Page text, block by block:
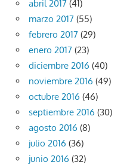
abril 2017 (41)
marzo 2017 (55)
febrero 2017 (29)
enero 2017 (23)
diciembre 2016 (40)
noviembre 2016 (49)
octubre 2016 (46)
septiembre 2016 (30)
agosto 2016 (8)
julio 2016 (36)
junio 2016 (32)